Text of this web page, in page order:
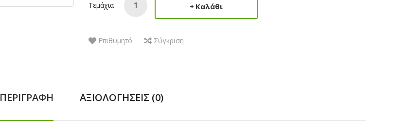
Τεμάχια Καλάθι
Επιθυμητό Σύγκριση
ΠΕΡΙΓΡΑΦΉ ΑΞΙΟΛΟΓΉΣΕΙΣ (0)